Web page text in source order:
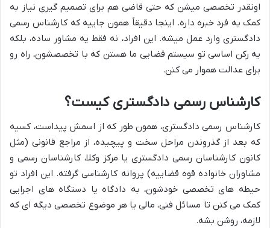
اونقدر تخصصی میشن که حتی قاضی هم برای تصمیم گیری نیاز به
کمک یه فرد خبره داره. اینجا دقیقاً همون جاییه که کارشناس رسمی
دادگستری وارد عمل میشه. این افراد، نه فقط یه مشاور ساده، بلکه
یه رکن اساسی تو سیستم قضایی ما هستن که با تخصصشون، راه رو
برای عدالت هموار می کنن.
کارشناس رسمی دادگستری کیست؟
کارشناس رسمی دادگستری، همون طور که از اسمش پیداست، کسیه
که بعد از گذروندن مراحل سخت و پیچیده، از مراجع قانونی (مثل
کانون کارشناسان رسمی دادگستری یا مرکز وکلا، کارشناسان رسمی و
مشاوران خانواده قوه قضاییه) پروانه کارشناسی گرفته. این افراد تو
حیطه های تخصصی خودشون، به دادگاه یا دستگاه های اجرایی
کمک می کنن تا مسائل فنی، مالی یا هر موضوع تخصصی دیگه ای که
لازمه، روشن بشه.